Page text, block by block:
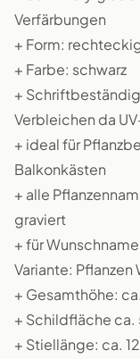
Verfärbungen
+ Form:
+ Farbe: schwarz
+
Verbleichen da
+ ideal für
Balkonkästen
+ alle
graviert
+ für
Variante: Pflanzen
+ Gesamthöhe:
+ Schildfläche ca.
+ Stiellänge: ca.